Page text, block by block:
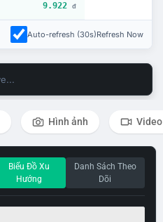
9.922 đ
Auto-refresh (30s)Refresh Now
Hình ảnh Video
Biểu Đồ Xu
Hướng
Danh Sách Theo
Dõi